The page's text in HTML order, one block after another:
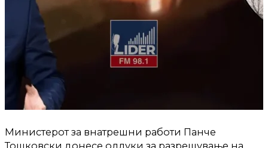
Министерот за внатрешни работи Панче